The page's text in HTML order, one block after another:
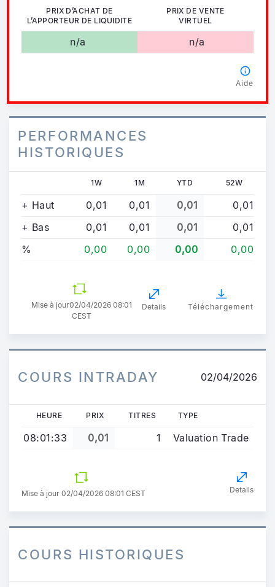
PRIX D’ACHAT DE
L’APPORTEUR DE LIQUIDITE
PRIX DE VENTE
VIRTUEL
n/a n/a
Aide
PERFORMANCES
HISTORIQUES
1W 1M YTD 52W
+ Haut 0,01 0,01 0,01
0,01
+ Bas
0,01 0,01 0,01
0,01
%
0,00 0,00 0,00 0,00
Mise à jour02/04/2026 08:01
CEST
Details Téléchargement
COURS INTRADAY 02/04/2026
HEURE PRIX TITRES TYPE
08:01:33 0,01 1 Valuation Trade
Mise à jour 02/04/2026 08:01 CEST Details
COURS HISTORIQUES